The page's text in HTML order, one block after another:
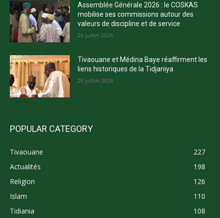
Assemblée Générale 2026 : le COSKAS
mobilise ses commissions autour des
valeurs de discipline et de service
26 juillet 2026
Tivaouane et Médina Baye réaffirment les
liens historiques de la Tidjaniya
20 juillet 2026
POPULAR CATEGORY
Tivaouane
227
Actualités
198
Religion
126
Islam
110
Tidiania
108